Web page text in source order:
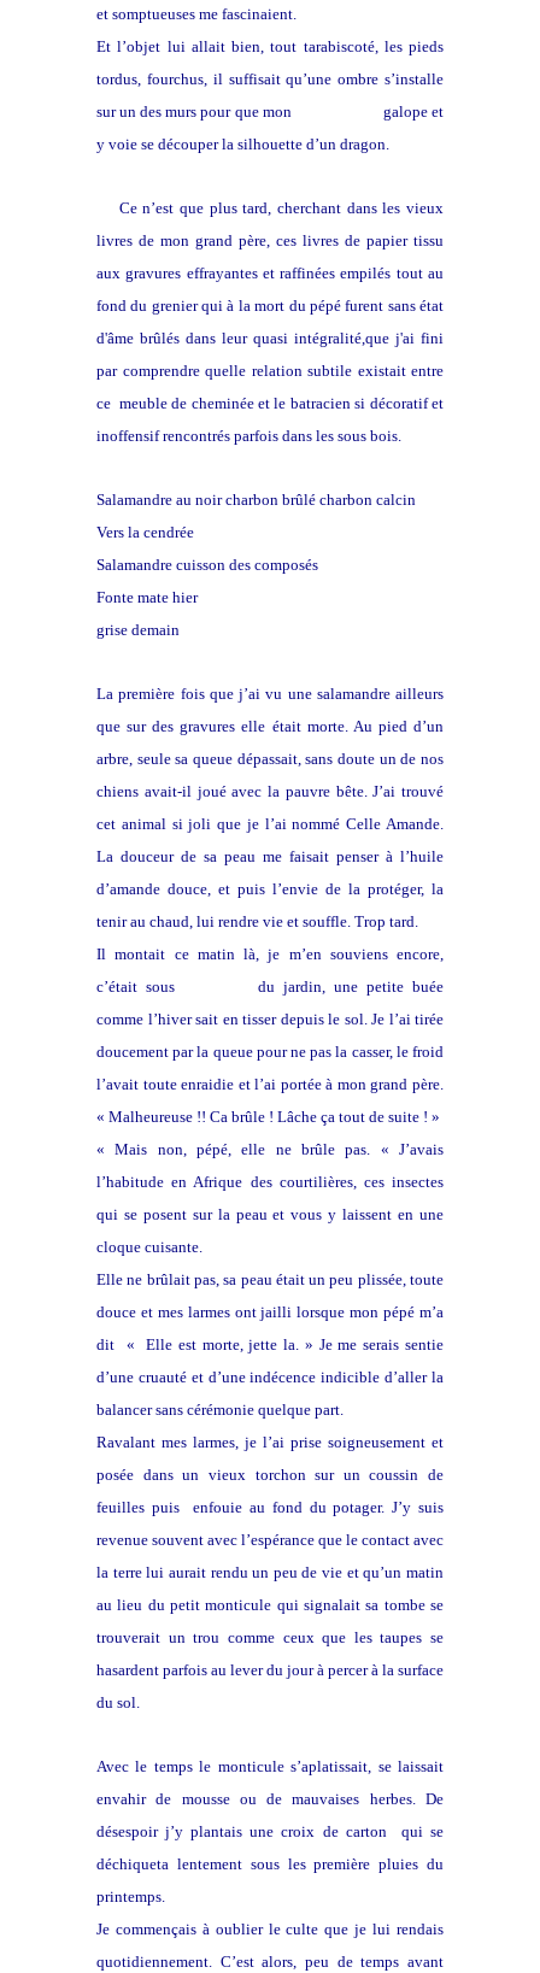
et somptueuses me fascinaient.
Et l’objet lui allait bien, tout tarabiscoté, les pieds
tordus, fourchus, il suffisait qu’une ombre s’installe
sur un des murs pour que mon
galope et
y voie se découper la silhouette d’un dragon.
Ce n’est que plus tard, cherchant dans les vieux
livres de mon grand père, ces livres de papier tissu
aux gravures effrayantes et raffinées empilés tout au
fond du grenier qui à la mort du pépé furent sans état
d'âme brûlés dans leur quasi intégralité,que j'ai fini
par comprendre quelle relation subtile existait entre
ce meuble de cheminée et le batracien si décoratif et
inoffensif rencontrés parfois dans les sous bois.
Salamandre au noir charbon brûlé charbon calcin
Vers la cendrée
Salamandre cuisson des composés
Fonte mate hier
grise demain
La première fois que j’ai vu une salamandre ailleurs
que sur des gravures elle était morte. Au pied d’un
arbre, seule sa queue dépassait, sans doute un de nos
chiens avait-il joué avec la pauvre bête. J’ai trouvé
cet animal si joli que je l’ai nommé Celle Amande.
La douceur de sa peau me faisait penser à l’huile
d’amande douce, et puis l’envie de la protéger, la
tenir au chaud, lui rendre vie et souffle. Trop tard.
Il montait ce matin là, je m’en souviens encore,
c’était sous
du jardin, une petite buée
comme l’hiver sait en tisser depuis le sol. Je l’ai tirée
doucement par la queue pour ne pas la casser, le froid
l’avait toute enraidie et l’ai portée à mon grand père.
« Malheureuse !! Ca brûle ! Lâche ça tout de suite ! »
« Mais non, pépé, elle ne brûle pas. « J’avais
l’habitude en Afrique des courtilières, ces insectes
qui se posent sur la peau et vous y laissent en une
cloque cuisante.
Elle ne brûlait pas, sa peau était un peu plissée, toute
douce et mes larmes ont jailli lorsque mon pépé m’a
dit « Elle est morte, jette la. » Je me serais sentie
d’une cruauté et d’une indécence indicible d’aller la
balancer sans cérémonie quelque part.
Ravalant mes larmes, je l’ai prise soigneusement et
posée dans un vieux torchon sur un coussin de
feuilles puis enfouie au fond du potager. J’y suis
revenue souvent avec l’espérance que le contact avec
la terre lui aurait rendu un peu de vie et qu’un matin
au lieu du petit monticule qui signalait sa tombe se
trouverait un trou comme ceux que les taupes se
hasardent parfois au lever du jour à percer à la surface
du sol.
Avec le temps le monticule s’aplatissait, se laissait
envahir de mousse ou de mauvaises herbes. De
désespoir j’y plantais une croix de carton qui se
déchiqueta lentement sous les première pluies du
printemps.
Je commençais à oublier le culte que je lui rendais
quotidiennement. C’est alors, peu de temps avant